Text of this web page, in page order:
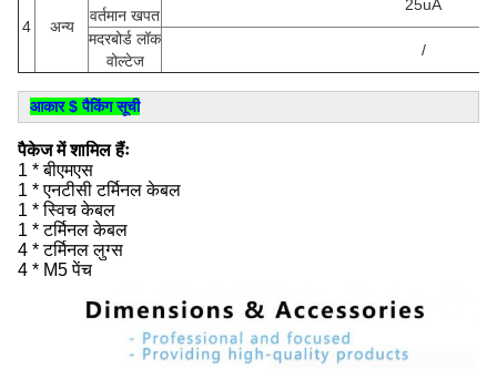
4 अन्य
वर्तमान खपत
25uA
मदरबोर्ड लॉक
वोल्टेज
/
आकार $ पैकिंग सूची
पैकेज में शामिल हैंः
1 * बीएमएस
1 * एनटीसी टर्मिनल केबल
1 * स्विच केबल
1 * टर्मिनल केबल
4 * टर्मिनल लुग्स
4 * M5 पेंच